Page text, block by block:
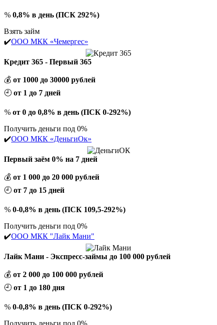
% 0,8% в день (ПСК 292%)
Взять займ
✔️ООО МКК «Чемергес»
Кредит 365 - Первый 365
💰 от 1000 до 30000 рублей
🕘 от 1 до 7 дней
% от 0 до 0,8% в день (ПСК 0-292%)
Получить деньги под 0%
✔️ООО МКК «ДеньгиОк»
Первый заём 0% на 7 дней
💰 от 1 000 до 20 000 рублей
🕘 от 7 до 15 дней
% 0-0,8% в день (ПСК 109,5-292%)
Получить деньги под 0%
✔️ООО МКК "Лайк Мани"
Лайк Мани - Экспресс-займы до 100 000 рублей
💰 от 2 000 до 100 000 рублей
🕘 от 1 до 180 дня
% 0-0,8% в день (ПСК 0-292%)
Получить деньги под 0%